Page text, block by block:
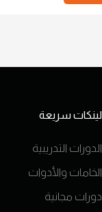
لينكات سريعة
الدورات التدريبية
الخامات والأدوات
دورات مجانية